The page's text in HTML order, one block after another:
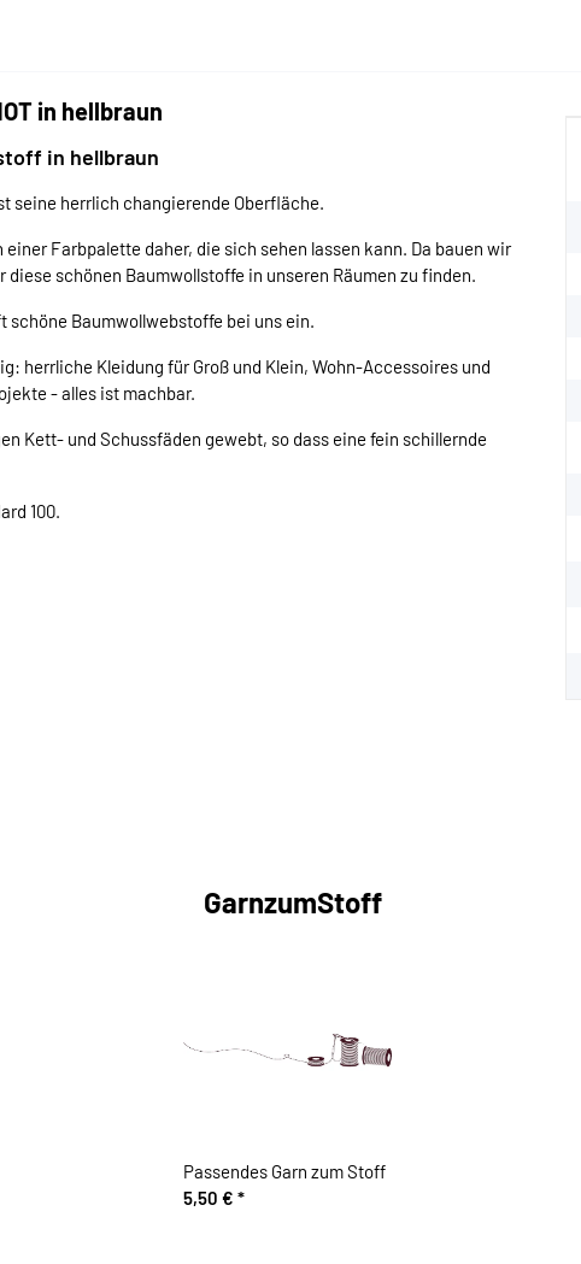
in hellbraun
in hellbraun
seine herrlich changierende Oberfläche.
Farbpalette daher, die sich sehen lassen kann. Da bauen wir
schönen Baumwollstoffe in unseren Räumen zu finden.
Baumwollwebstoffe bei uns ein.
herrliche Kleidung für Groß und Klein, Wohn-Accessoires und
- alles ist machbar.
Kett- und Schussfäden gewebt, so dass eine fein schillernde
100.
GarnzumStoff
Passendes Garn zum Stoff
5,50 € *